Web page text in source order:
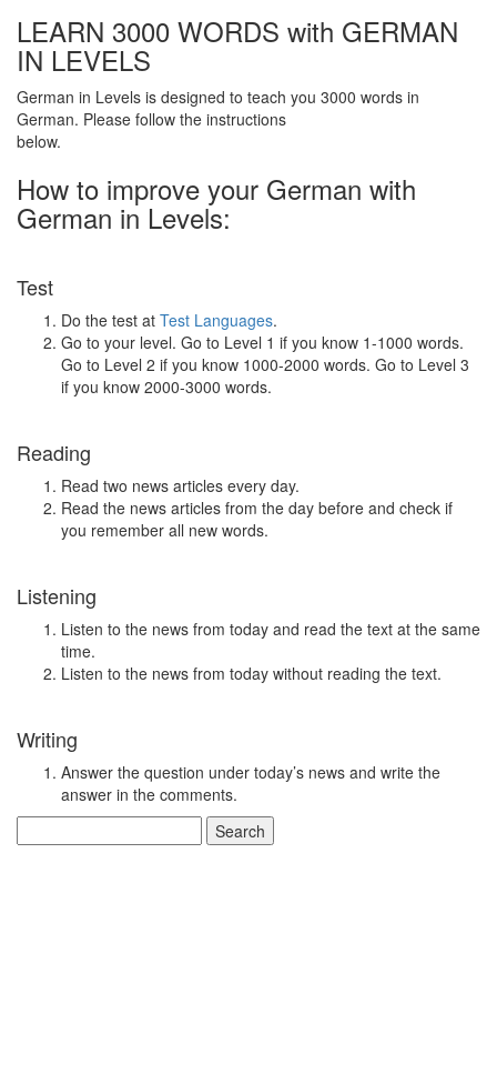
LEARN 3000 WORDS with GERMAN
IN LEVELS
German in Levels is designed to teach you 3000 words in
German. Please follow the instructions
below.
How to improve your German with
German in Levels:
Test
Do the test at Test Languages.
Go to your level. Go to Level 1 if you know 1-1000 words.
Go to Level 2 if you know 1000-2000 words. Go to Level 3
if you know 2000-3000 words.
Reading
Read two news articles every day.
Read the news articles from the day before and check if
you remember all new words.
Listening
Listen to the news from today and read the text at the same
time.
Listen to the news from today without reading the text.
Writing
Answer the question under today’s news and write the
answer in the comments.
for: